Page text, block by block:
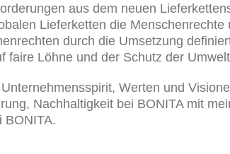
aus dem neuen
Lieferketten die
durch die Umsetzung
faire Löhne und der Schutz der
Werten und
Nachhaltigkeit bei BONITA mit
BONITA.